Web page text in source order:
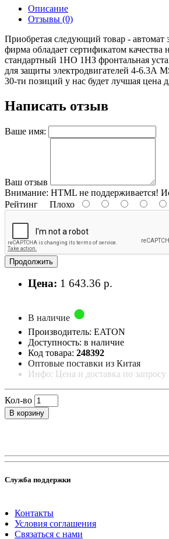
Описание
Отзывы (0)
Приобретая следующий товар -
фирма обладает сертификатом
стандартный 1НО 1НЗ фронтальная
для защиты электродвигателей 4-6.3А
30-ти позиций у нас будет лучшая цена
Написать отзыв
Ваше имя:
Ваш отзыв
Внимание: HTML не поддерживается!
Рейтинг Плохо
Продолжить
Цена: 1 643.36 р.
В наличие
Производитель: EATON
Доступность: в наличие
Код товара: 248392
Оптовые поставки из Китая
Инфо: Цена и доставка по запросу
Кол-во
В корзину
Служба поддержки
Контакты
Условия соглашения
Связаться с нами